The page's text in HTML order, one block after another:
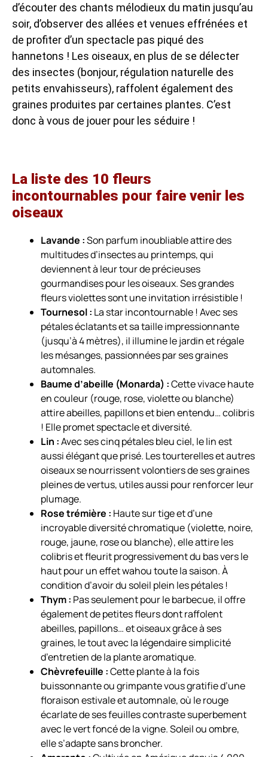
d’écouter des chants mélodieux du matin jusqu’au
soir, d’observer des allées et venues effrénées et
de profiter d’un spectacle pas piqué des
hannetons ! Les oiseaux, en plus de se délecter
des insectes (bonjour, régulation naturelle des
petits envahisseurs), raffolent également des
graines produites par certaines plantes. C’est
donc à vous de jouer pour les séduire !
La liste des 10 fleurs
incontournables pour faire venir les
oiseaux
Lavande :Son parfum inoubliable attire des
multitudes d’insectes au printemps, qui
deviennent à leur tour de précieuses
gourmandises pour les oiseaux. Ses grandes
fleurs violettes sont une invitation irrésistible !
Tournesol : La star incontournable ! Avec ses
pétales éclatants et sa taille impressionnante
(jusqu’à 4 mètres), il illumine le jardin et régale
les mésanges, passionnées par ses graines
automnales.
Baume d’abeille (Monarda) :Cette vivace haute
en couleur (rouge, rose, violette ou blanche)
attire abeilles, papillons et bien entendu… colibris
! Elle promet spectacle et diversité.
Lin :Avec ses cinq pétales bleu ciel, le lin est
aussi élégant que prisé. Les tourterelles et autres
oiseaux se nourrissent volontiers de ses graines
pleines de vertus, utiles aussi pour renforcer leur
plumage.
Rose trémière : Haute sur tige et d’une
incroyable diversité chromatique (violette, noire,
rouge, jaune, rose ou blanche), elle attire les
colibris et fleurit progressivement du bas vers le
haut pour un effet wahou toute la saison. À
condition d’avoir du soleil plein les pétales !
Thym : Pas seulement pour le barbecue, il offre
également de petites fleurs dont raffolent
abeilles, papillons… et oiseaux grâce à ses
graines, le tout avec la légendaire simplicité
d’entretien de la plante aromatique.
Chèvrefeuille :Cette plante à la fois
buissonnante ou grimpante vous gratifie d’une
floraison estivale et automnale, où le rouge
écarlate de ses feuilles contraste superbement
avec le vert foncé de la vigne. Soleil ou ombre,
elle s’adapte sans broncher.